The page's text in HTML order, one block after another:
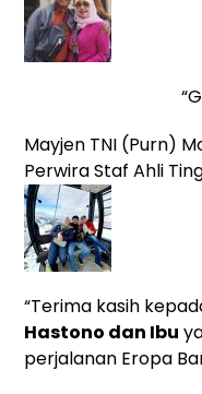
Mayjen TNI (Purn)
Perwira Staf Ahli
“Terima kasih
Hastono dan Ibu
perjalanan Eropa